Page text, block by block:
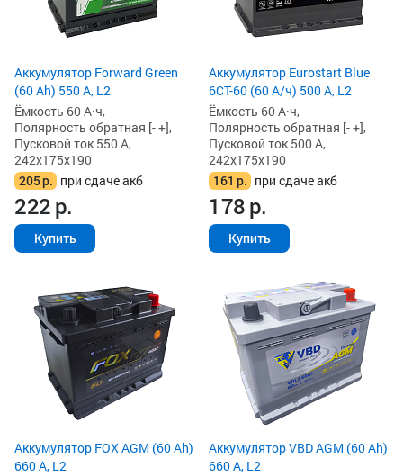
Аккумулятор Forward Green
(60 Ah) 550 А, L2
Ёмкость 60 А·ч,
Полярность обратная [- +],
Пусковой ток 550 А,
242x175x190
205р. при сдаче акб
222р.
Купить
Аккумулятор Eurostart Blue
6CT-60 (60 А/ч) 500 А, L2
Ёмкость 60 А·ч,
Полярность обратная [- +],
Пусковой ток 500 А,
242x175x190
161 р. при сдаче акб
178р.
Купить
Аккумулятор FOX AGM (60 Ah)
660 А, L2
Аккумулятор VBD AGM (60 Ah)
660 А, L2